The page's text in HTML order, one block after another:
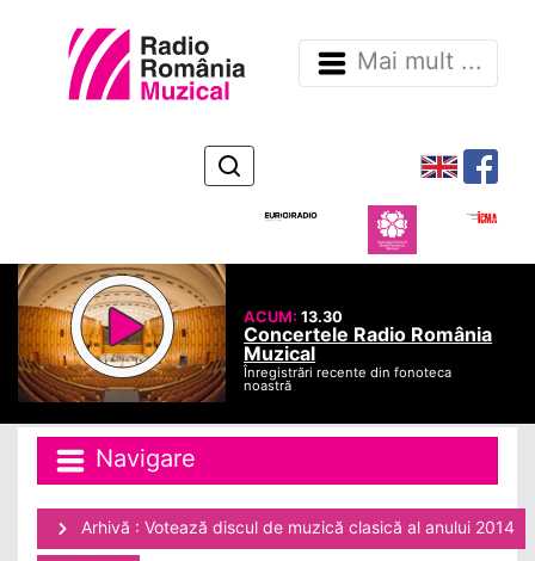
Mai mult ...
ACUM:13.30
Concertele Radio România
Muzical
Înregistrări recente din fonoteca
noastră
Navigare
Arhivă : Votează discul de muzică clasică al anului 2014